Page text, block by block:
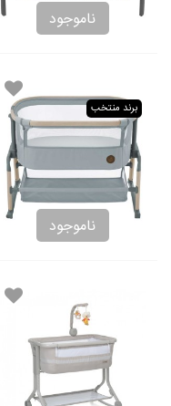
ناموجود
برند منتخب
ناموجود